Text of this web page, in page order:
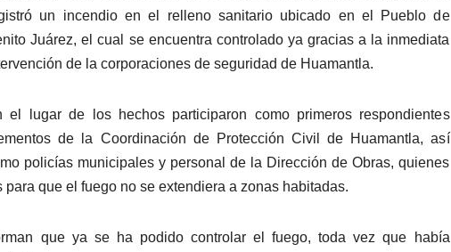
un incendio en el relleno sanitario ubicado en el Pueblo de
Juárez, el cual se encuentra controlado ya gracias a la inmediata
de la corporaciones de seguridad de Huamantla.
el lugar de los hechos participaron como primeros respondientes
de la Coordinación de Protección Civil de Huamantla, así
policías municipales y personal de la Dirección de Obras, quienes
que el fuego no se extendiera a zonas habitadas.
que ya se ha podido controlar el fuego, toda vez que había